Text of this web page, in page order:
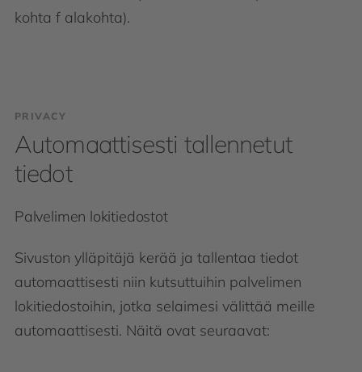
kohta f alakohta).
PRIVACY
Automaattisesti tallennetut
tiedot
Palvelimen lokitiedostot
Sivuston ylläpitäjä kerää ja tallentaa tiedot
automaattisesti niin kutsuttuihin palvelimen
lokitiedostoihin, jotka selaimesi välittää meille
automaattisesti. Näitä ovat seuraavat: